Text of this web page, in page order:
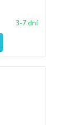
3-7 dní